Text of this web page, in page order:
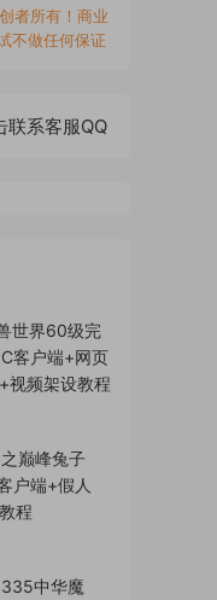
者所有！商业
不做任何保证
世界60级完
客户端+网页
视频架设教程
巅峰兔子
户端+假人
程
中华魔